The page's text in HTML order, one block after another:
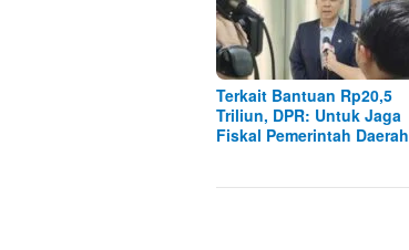
Terkait Bantuan Rp20,5
Triliun, DPR: Untuk Jaga
Fiskal Pemerintah Daerah